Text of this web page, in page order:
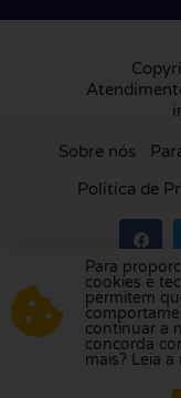
Sobre nós
Política de
Visite a nossa
Holanda,Reino
Bélgica,Espanha
Finlândiae
Para
cookies e
permitem
continuar a
concorda
mais? Leia